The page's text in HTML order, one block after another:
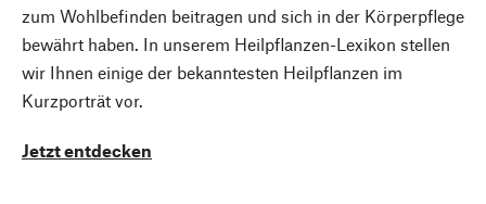
zum Wohlbefinden beitragen und sich in der Körperpflege
bewährt haben. In unserem Heilpflanzen-Lexikon stellen
wir Ihnen einige der bekanntesten Heilpflanzen im
Kurzporträt vor.
Jetzt entdecken